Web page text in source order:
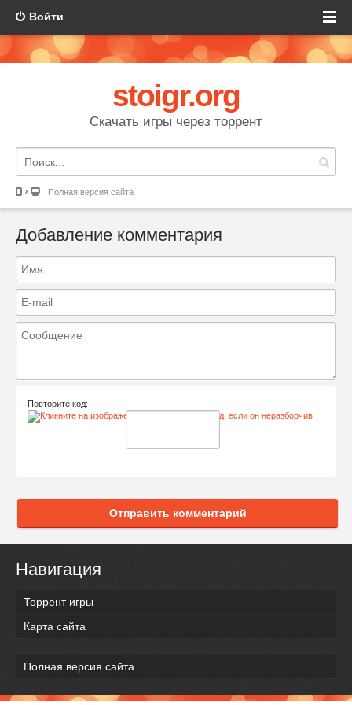
Войти
stoigr.org
Скачать игры через торрент
Полная версия сайта
Добавление комментария
Повторите код:
Отправить комментарий
Навигация
Торрент игры
Карта сайта
Полная версия сайта